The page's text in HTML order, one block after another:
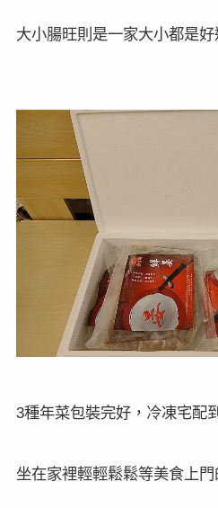
大小腸旺則是一家大小都是好
3種年菜包裝完好，冷凍宅配
坐在家裡輕輕鬆鬆等美食上